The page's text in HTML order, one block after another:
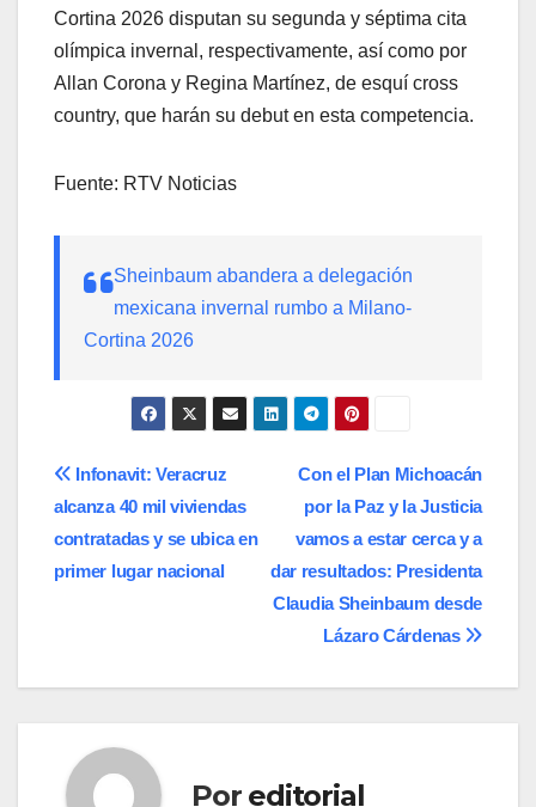
Cortina 2026 disputan su segunda y séptima cita
olímpica invernal, respectivamente, así como por
Allan Corona y Regina Martínez, de esquí cross
country, que harán su debut en esta competencia.
Fuente: RTV Noticias
Sheinbaum abandera a delegación
mexicana invernal rumbo a Milano-
Cortina 2026
Navegación
de
entradas
Con el Plan Michoacán
por la Paz y la Justicia
vamos a estar cerca y a
dar resultados: Presidenta
Claudia Sheinbaum desde
Lázaro Cárdenas
Infonavit: Veracruz
alcanza 40 mil viviendas
contratadas y se ubica en
primer lugar nacional
Por editorial